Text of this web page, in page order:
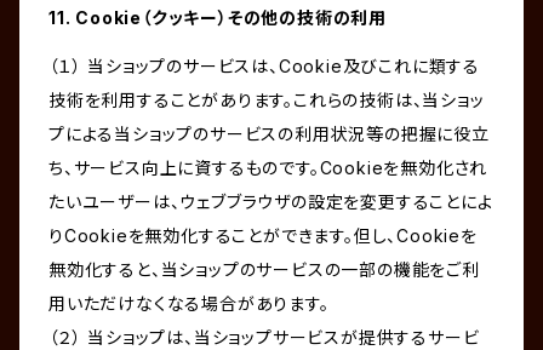
11. Cookie（クッキー）その他の技術の利用
（１） 当ショップのサービスは、Cookie及びこれに類する
技術を利用することがあります。これらの技術は、当ショッ
プによる当ショップのサービスの利用状況等の把握に役立
ち、サービス向上に資するものです。Cookieを無効化され
たいユーザーは、ウェブブラウザの設定を変更することによ
りCookieを無効化することができます。但し、Cookieを
無効化すると、当ショップのサービスの一部の機能をご利
用いただけなくなる場合があります。
（２） 当ショップは、当ショップサービスが提供するサービ